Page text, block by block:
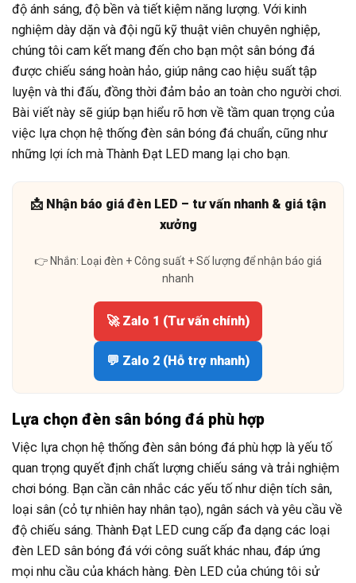
độ ánh sáng, độ bền và tiết kiệm năng lượng. Với kinh
nghiệm dày dặn và đội ngũ kỹ thuật viên chuyên nghiệp,
chúng tôi cam kết mang đến cho bạn một sân bóng đá
được chiếu sáng hoàn hảo, giúp nâng cao hiệu suất tập
luyện và thi đấu, đồng thời đảm bảo an toàn cho người chơi.
Bài viết này sẽ giúp bạn hiểu rõ hơn về tầm quan trọng của
việc lựa chọn hệ thống đèn sân bóng đá chuẩn, cũng như
những lợi ích mà Thành Đạt LED mang lại cho bạn.
📩 Nhận báo giá đèn LED – tư vấn nhanh & giá tận
xưởng
👉 Nhắn: Loại đèn + Công suất + Số lượng để nhận báo giá
nhanh
🚀 Zalo 1 (Tư vấn chính)
💬 Zalo 2 (Hỗ trợ nhanh)
Lựa chọn đèn sân bóng đá phù hợp
Việc lựa chọn hệ thống đèn sân bóng đá phù hợp là yếu tố
quan trọng quyết định chất lượng chiếu sáng và trải nghiệm
chơi bóng. Bạn cần cân nhắc các yếu tố như diện tích sân,
loại sân (cỏ tự nhiên hay nhân tạo), ngân sách và yêu cầu về
độ chiếu sáng. Thành Đạt LED cung cấp đa dạng các loại
đèn LED sân bóng đá với công suất khác nhau, đáp ứng
mọi nhu cầu của khách hàng. Đèn LED của chúng tôi sử